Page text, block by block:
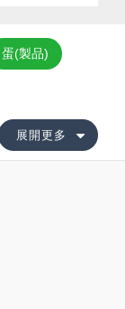
蛋(製品)
展開更多